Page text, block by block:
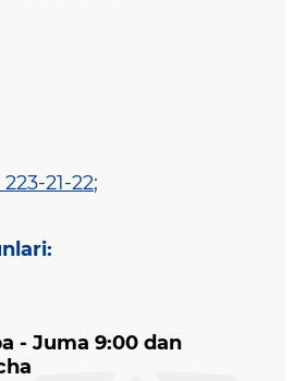
21-22;
:
- Juma 9:00 dan